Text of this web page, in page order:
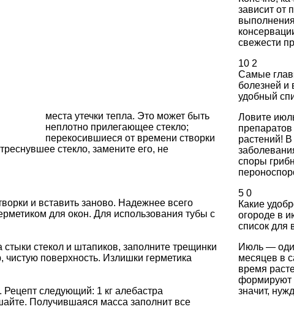
места утечки тепла. Это может быть
неплотно прилегающее стекло;
перекосившиеся от времени створки
стекло, замените его, не
и вставить заново. Надежнее всего
для окон. Для использования тубы с
стекол и штапиков, заполните трещинки
чистую поверхность. Излишки герметика
Рецепт следующий: 1 кг алебастра
Получившаяся масса заполнит все
зависит от
свежести
10 2
Самые
болезней и
удобный
Ловите
растений!
споры
5 0
Какие
огороде в
список для
Июль —
месяцев в
время
формируют
значит,